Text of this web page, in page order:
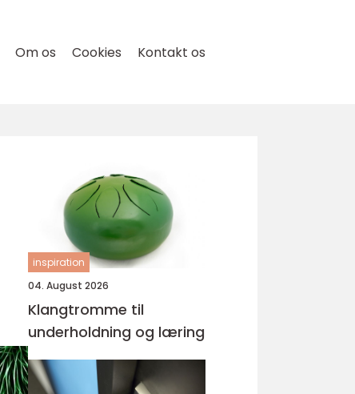
Om os Cookies Kontakt os
inspiration
04. August 2026
Klangtromme til
underholdning og læring